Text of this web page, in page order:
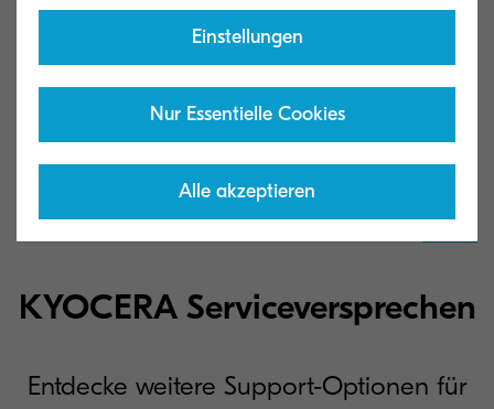
1 MB ZIP
Geräte Passwörter Download
Geräte Passwörter (20241210)
909 KB | PDF
KYOCERA Serviceversprechen
Entdecke weitere Support-Optionen für
Einstellungen
Nur Essentielle Cookies
Alle akzeptieren